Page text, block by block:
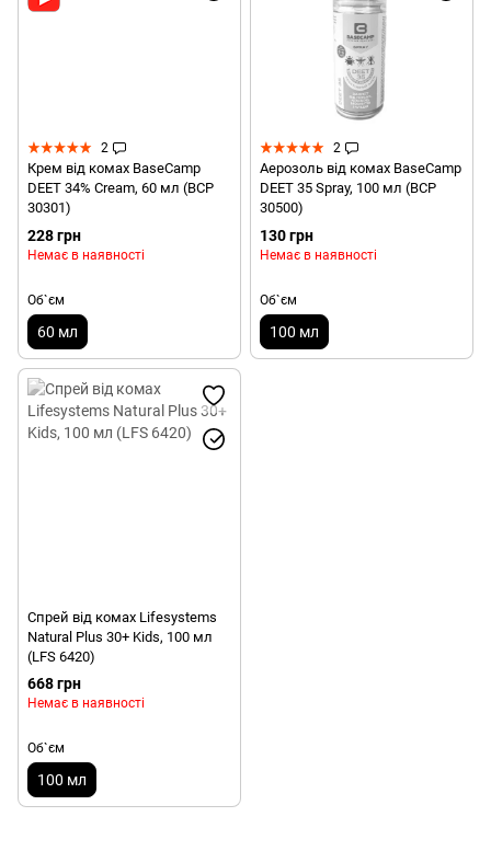
2
Крем від комах BaseCamp
DEET 34% Cream, 60 мл (BCP
30301)
228 грн
Немає в наявності
Об`єм
60 мл
2
Аерозоль від комах BaseCamp
DEET 35 Spray, 100 мл (BCP
30500)
130 грн
Немає в наявності
Об`єм
100 мл
Спрей від комах Lifesystems
Natural Plus 30+ Kids, 100 мл
(LFS 6420)
668 грн
Немає в наявності
Об`єм
100 мл